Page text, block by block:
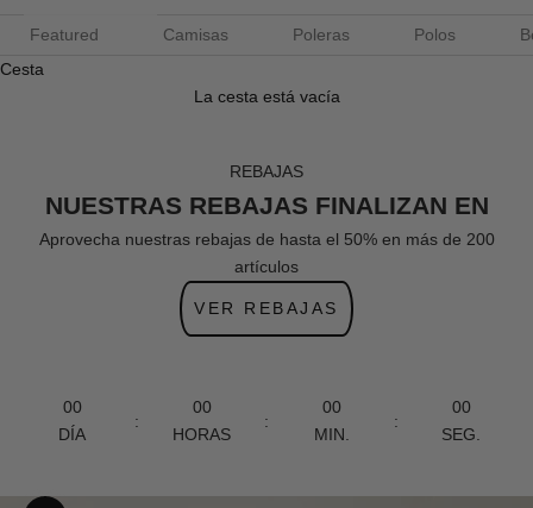
Featured Camisas Poleras Polos
Cesta
La cesta está vacía
REBAJAS
NUESTRAS REBAJAS FINALIZAN EN
Aprovecha nuestras rebajas de hasta el 50% en más de 200
artículos
VER REBAJAS
00
DÍA
:
00
HORAS
:
00
MIN.
:
00
SEG.